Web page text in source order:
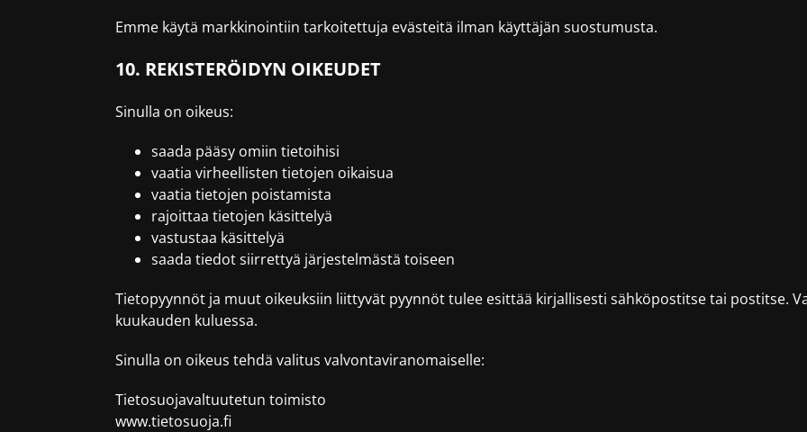
Emme käytä markkinointiin tarkoitettuja evästeitä ilman käyttäjän suostumusta.
10. REKISTERÖIDYN OIKEUDET
Sinulla on oikeus:
saada pääsy omiin tietoihisi
vaatia virheellisten tietojen oikaisua
vaatia tietojen poistamista
rajoittaa tietojen käsittelyä
vastustaa käsittelyä
saada tiedot siirrettyä järjestelmästä toiseen
Tietopyynnöt ja muut oikeuksiin liittyvät pyynnöt tulee esittää kirjallisesti sähköpostitse tai postitse.
kuukauden kuluessa.
Sinulla on oikeus tehdä valitus valvontaviranomaiselle:
Tietosuojavaltuutetun toimisto
www.tietosuoja.fi